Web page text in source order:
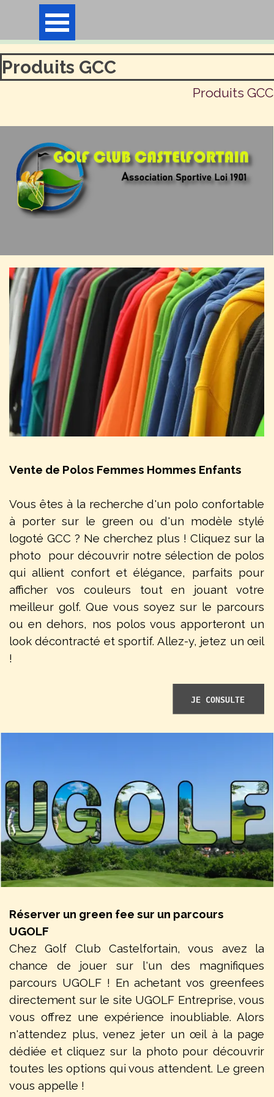
Aller au contenu
Produits GCC
Produits GCC
Vente de Polos Femmes Hommes Enfants
Vous êtes à la recherche d'un polo confortable
à porter sur le green ou d'un modèle stylé
logoté GCC ? Ne cherchez plus ! Cliquez sur la
photo pour découvrir notre sélection de polos
qui allient confort et élégance, parfaits pour
afficher vos couleurs tout en jouant votre
meilleur golf. Que vous soyez sur le parcours
ou en dehors, nos polos vous apporteront un
look décontracté et sportif. Allez-y, jetez un œil
!
Réserver un green fee sur un parcours
UGOLF
Chez Golf Club Castelfortain, vous avez la
chance de jouer sur l'un des magnifiques
parcours UGOLF ! En achetant vos greenfees
directement sur le site UGOLF Entreprise, vous
vous offrez une expérience inoubliable. Alors
n'attendez plus, venez jeter un œil à la page
dédiée et cliquez sur la photo pour découvrir
toutes les options qui vous attendent. Le green
vous appelle !